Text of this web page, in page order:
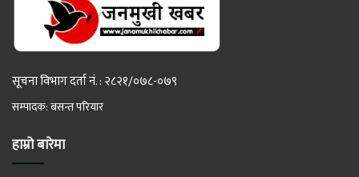
सूचना विभाग दर्ता नं. : २८२१/०७८-०७९
सम्पादक: बसन्त परियार
हाम्रो बारेमा